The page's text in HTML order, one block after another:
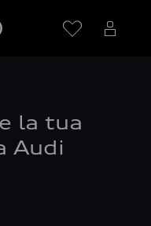
la tua
Audi